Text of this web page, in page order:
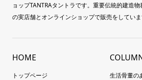
ョップTANTRAタントラです。重要伝統的建造
の実店舗とオンラインショップで販売をしていま
HOME
トップページ
生活骨董の